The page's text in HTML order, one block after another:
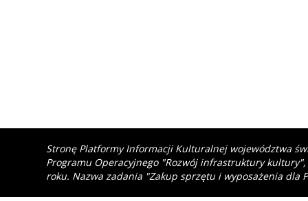
Stronę Platformy Informacji Kulturalnej województwa
Programu Operacyjnego "Rozwój infrastruktury
roku. Nazwa zadania "Zakup sprzętu i wyposażenia